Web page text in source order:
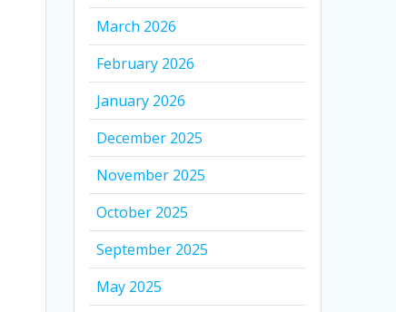
March 2026
February 2026
January 2026
December 2025
November 2025
October 2025
September 2025
May 2025